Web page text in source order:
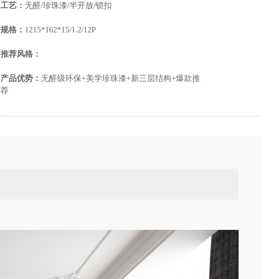
工艺： 无醛/珍珠漆/半开放/锁扣
规格： 1215*162*15/1.2/12P
推荐风格：
产品优势： 无醛级环保+美学珍珠漆+新三层结构+爆款推
荐